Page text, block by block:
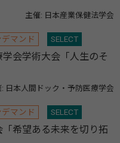
主催: 日本産業保健法学会
マンド SELECT
会学術大会「人生のそ
: 日本人間ドック・予防医療学会
マンド SELECT
希望ある未来を切り拓